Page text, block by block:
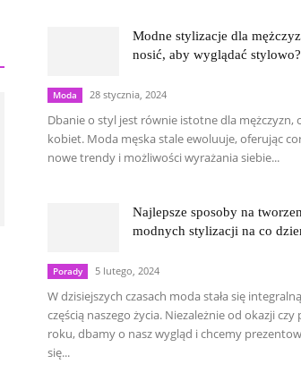
Modne stylizacje dla
nosić, aby wyglądać stylowo?
Moda 28 stycznia, 2024
Dbanie o styl jest równie istotne dla mężczyzn,
kobiet. Moda męska stale ewoluuje, oferując
nowe trendy i możliwości wyrażania siebie...
Najlepsze sposoby na
modnych stylizacji na co
Porady 5 lutego, 2024
W dzisiejszych czasach moda stała się integralną
częścią naszego życia. Niezależnie od okazji czy
roku, dbamy o nasz wygląd i chcemy
się...